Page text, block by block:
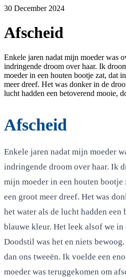
30 December 2024
Afscheid
Enkele jaren nadat mijn moeder was
indringende droom over haar. Ik
moeder in een houten bootje zat, dat
meer dreef. Het was donker in de
lucht hadden een betoverend mooie,
Afscheid
Enkele jaren nadat mijn moeder
indringende droom over haar. Ik
mijn moeder in een houten bootje
een groot meer dreef. Het was
het water als de lucht hadden
blauwe kleur. Het leek alsof we in
Doodstil was het en niets
dan ons tweeën. Ik voelde een
moeder was teruggekomen om